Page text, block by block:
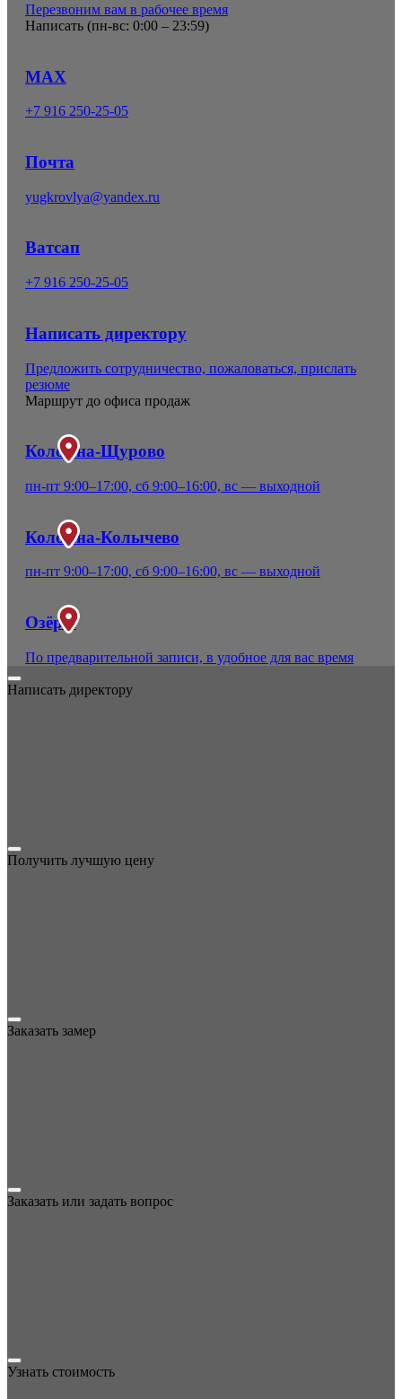
Перезвоним вам в рабочее время
Написать (пн-вс: 0:00 – 23:59)
MAX
+7 916 250-25-05
Почта
yugkrovlya@yandex.ru
Ватсап
+7 916 250-25-05
Написать директору
Предложить сотрудничество, пожаловаться, прислать
резюме
Маршрут до офиса продаж
Коломна-Щурово
пн-пт 9:00–17:00, сб 9:00–16:00, вс — выходной
Коломна-Колычево
пн-пт 9:00–17:00, сб 9:00–16:00, вс — выходной
Озёры
По предварительной записи, в удобное для вас время
Написать директору
Получить лучшую цену
Заказать замер
Заказать или задать вопрос
Узнать стоимость